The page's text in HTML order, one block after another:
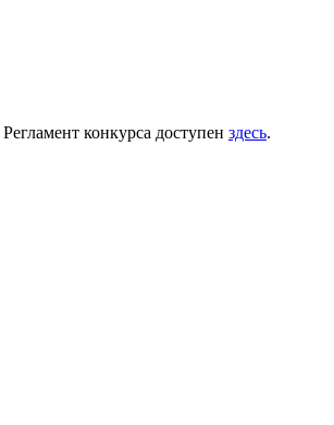
Регламент конкурса доступен здесь.